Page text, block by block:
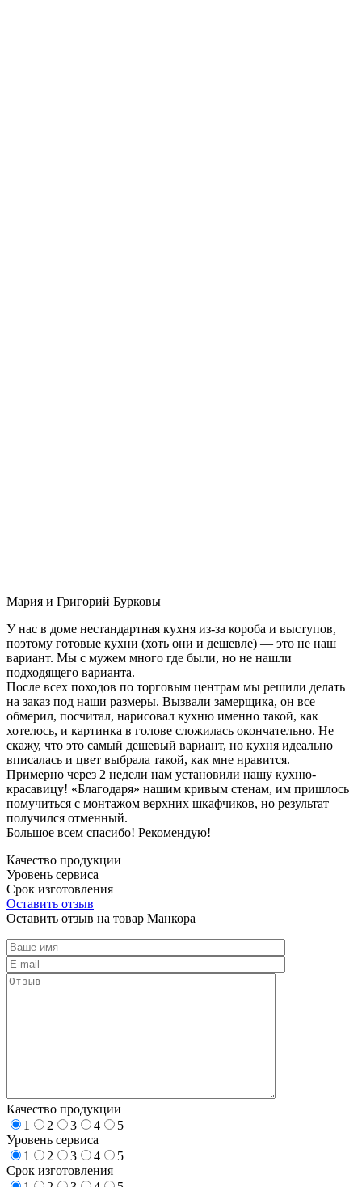
Мария и Григорий Бурковы
У нас в доме нестандартная кухня из-за короба и выступов,
поэтому готовые кухни (хоть они и дешевле) — это не наш
вариант. Мы с мужем много где были, но не нашли
подходящего варианта.
После всех походов по торговым центрам мы решили делать
на заказ под наши размеры. Вызвали замерщика, он все
обмерил, посчитал, нарисовал кухню именно такой, как
хотелось, и картинка в голове сложилась окончательно. Не
скажу, что это самый дешевый вариант, но кухня идеально
вписалась и цвет выбрала такой, как мне нравится.
Примерно через 2 недели нам установили нашу кухню-
красавицу! «Благодаря» нашим кривым стенам, им пришлось
помучиться с монтажом верхних шкафчиков, но результат
получился отменный.
Большое всем спасибо! Рекомендую!
Качество продукции
Уровень сервиса
Срок изготовления
Оставить отзыв
Оставить отзыв на товар Манкора
Качество продукции
1
2 3 4
5
Уровень сервиса
1
2 3 4
5
Срок изготовления